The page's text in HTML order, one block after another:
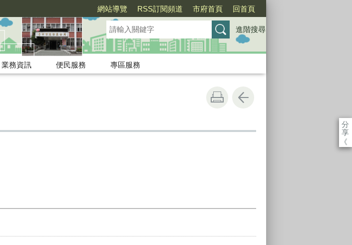
網站導覽 RSS訂閱頻道 市府首頁 回首頁
進階搜尋
業務資訊 便民服務
專區服務
分
享
《